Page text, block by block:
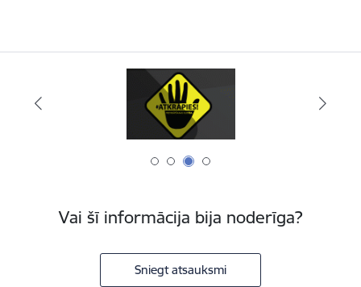
Vai šī informācija bija noderīga?
Sniegt atsauksmi